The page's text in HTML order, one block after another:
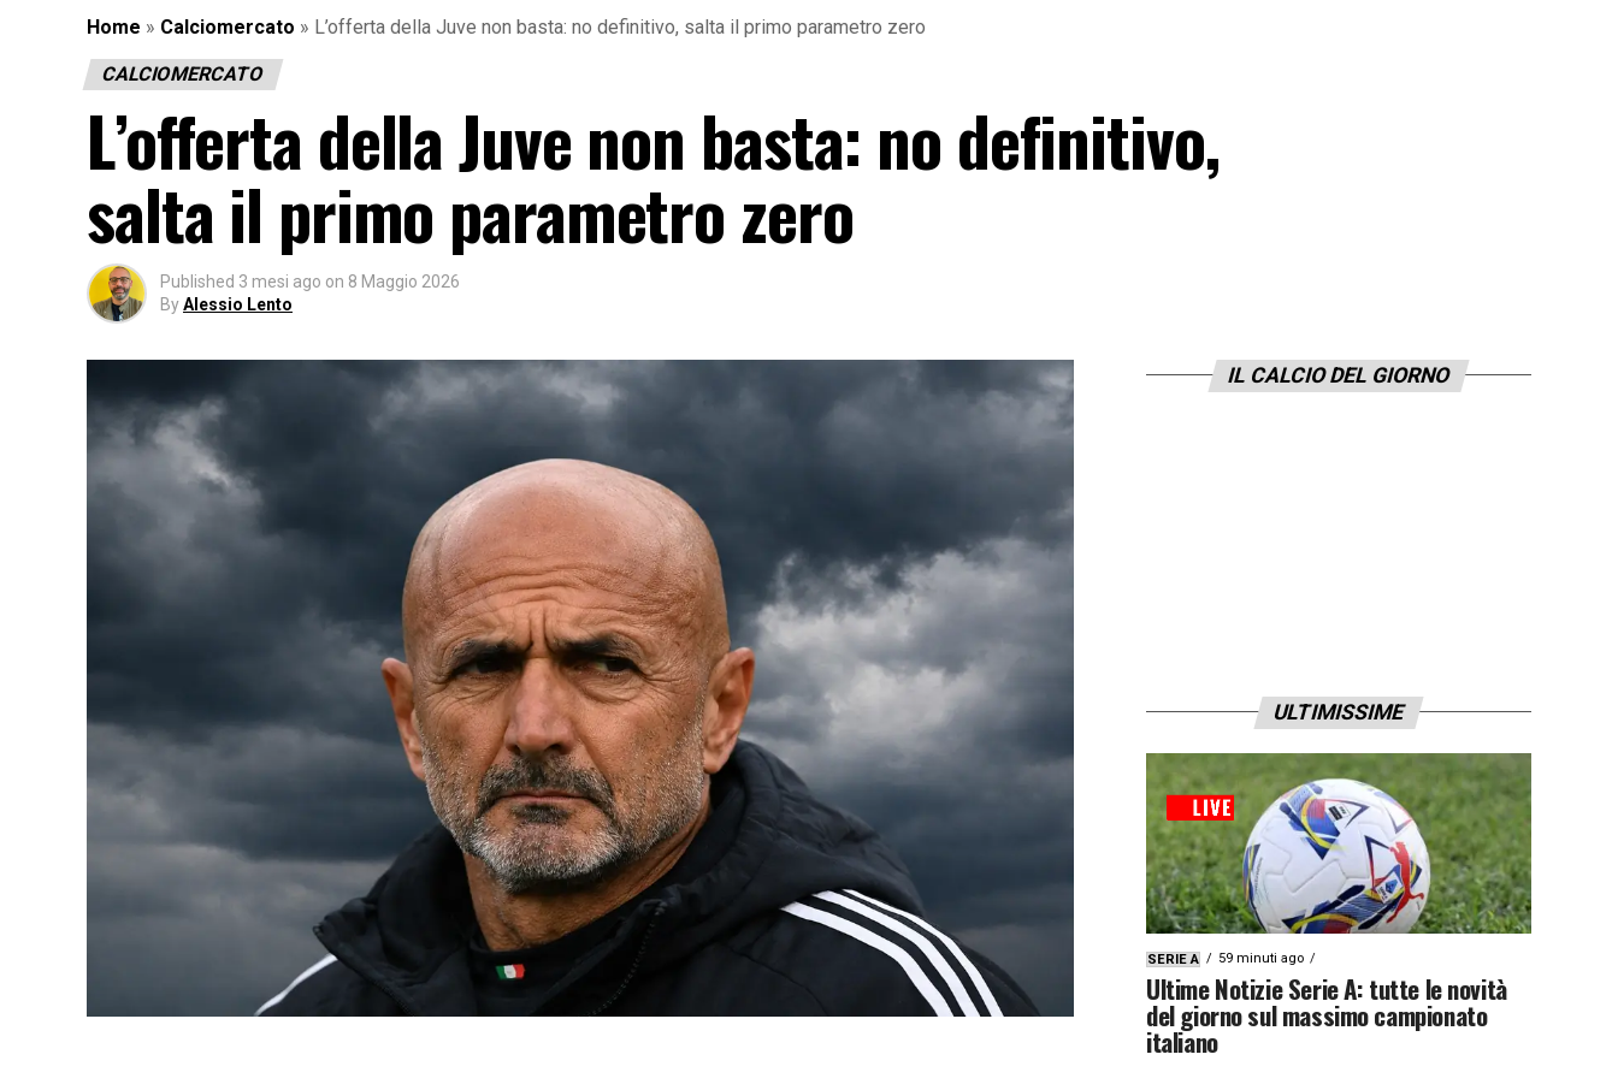
Home » Calciomercato » L’offerta della Juve non basta: no definitivo, salta il primo parametro zero
CALCIOMERCATO
L’offerta della Juve non basta: no definitivo,
salta il primo parametro zero
Published 3 mesi ago on 8 Maggio 2026
ByAlessio Lento
IL CALCIO DEL GIORNO
ULTIMISSIME
SERIE A 59 minuti ago
Ultime Notizie Serie A: tutte le novità
del giorno sul massimo campionato
italiano